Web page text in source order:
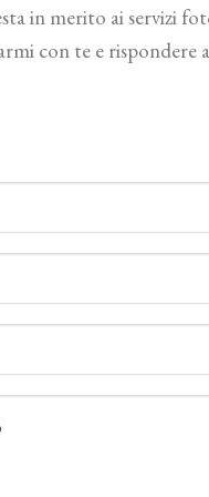
in merito ai servizi
con te e rispondere